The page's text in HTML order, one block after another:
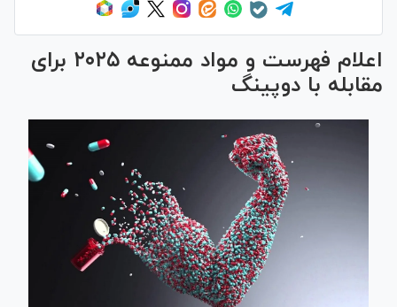
اعلام فهرست و مواد ممنوعه ۲۰۲۵ برای
مقابله با دوپینگ